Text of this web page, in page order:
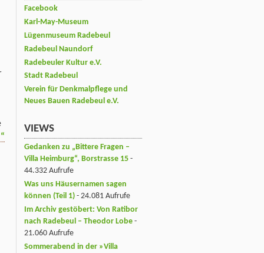
Facebook
Karl-May-Museum
Lügenmuseum Radebeul
Radebeul Naundorf
Radebeuler Kultur e.V.
Stadt Radebeul
Verein für Denkmalpflege und
Neues Bauen Radebeul e.V.
VIEWS
Gedanken zu „Bittere Fragen –
Villa Heimburg“, Borstrasse 15 -
44.332 Aufrufe
Was uns Häusernamen sagen
können (Teil 1) - 24.081 Aufrufe
Im Archiv gestöbert: Von Ratibor
nach Radebeul – Theodor Lobe -
21.060 Aufrufe
Sommerabend in der »Villa